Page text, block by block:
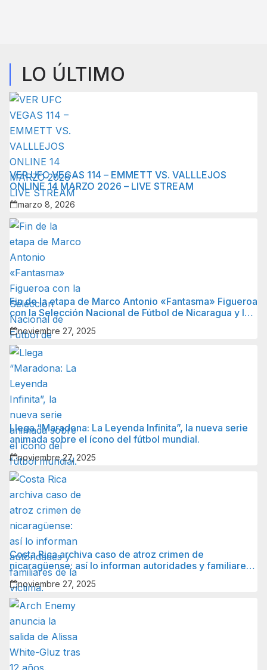
LO ÚLTIMO
VER UFC VEGAS 114 – EMMETT VS. VALLLEJOS
ONLINE 14 MARZO 2026 – LIVE STREAM
marzo 8, 2026
Fin de la etapa de Marco Antonio «Fantasma» Figueroa
con la Selección Nacional de Fútbol de Nicaragua y lo
que sigue para él.
noviembre 27, 2025
Llega “Maradona: La Leyenda Infinita”, la nueva serie
animada sobre el ícono del fútbol mundial.
noviembre 27, 2025
Costa Rica archiva caso de atroz crimen de
nicaragüense: así lo informan autoridades y familiares
de la víctima.
noviembre 27, 2025